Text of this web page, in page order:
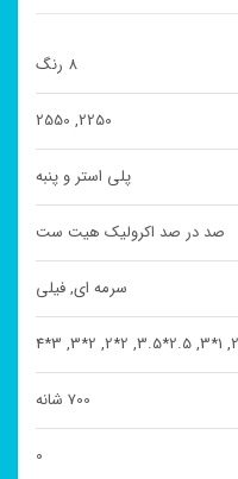
8 رنگ
2250, 2550
پلی استر و پنبه
صد در صد اکرولیک هیت ست
سرمه ای, فیلی
700 شانه
0